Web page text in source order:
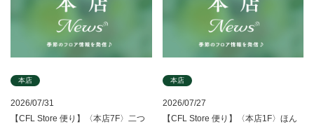
2026/07/31
本店
【CFL Store 便り】〈本店7F〉二つ
2026/07/27
本店
【CFL Store 便り】〈本店1F〉ほん